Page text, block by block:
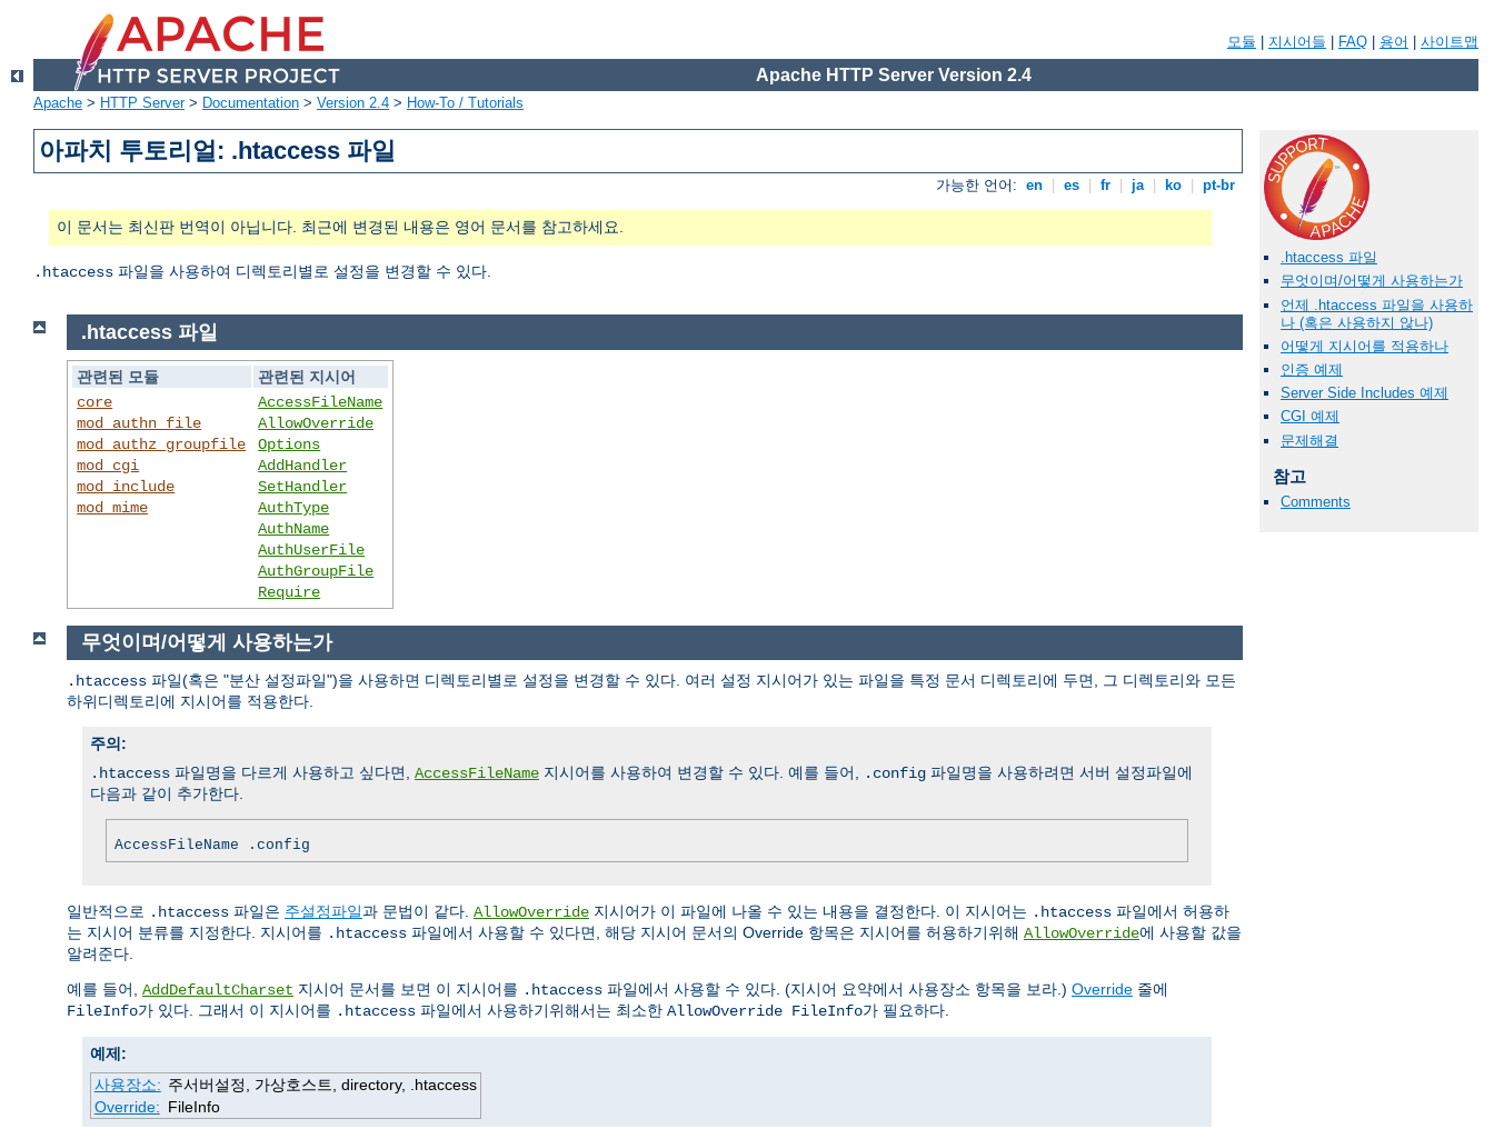
모듈 지시어들 FAQ 용어 사이트맵
Apache HTTP Server Version 2.4
Apache > HTTP Server> Documentation > Version 2.4 > How-To / Tutorials
아파치 투토리얼: .htaccess 파일
가능한 언어: en es fr ja ko pt-br
이 문서는 최신판 번역이 아닙니다. 최근에 변경된 내용은 영어 문서를 참고하세요.
.htaccess 파일을 사용하여 디렉토리별로 설정을 변경할 수 있다.
.htaccess 파일
무엇이며/어떻게 사용하는가
언제 .htaccess 파일을 사용하
나 (혹은 사용하지 않나)
어떻게 지시어를 적용하나
인증 예제
Server Side Includes 예제
CGI 예제
문제해결
참고
Comments
.htaccess 파일
관련된 모듈
관련된 지시어
core
mod_authn_file
mod_authz_groupfile
mod_cgi
mod_include
mod_mime
AccessFileName
AllowOverride
Options
AddHandler
SetHandler
AuthType
AuthName
AuthUserFile
AuthGroupFile
Require
무엇이며/어떻게 사용하는가
.htaccess 파일(혹은 "분산 설정파일")을 사용하면 디렉토리별로 설정을 변경할 수 있다. 여러 설정 지시어가 있는 파일을 특정 문서 디렉토리에 두면, 그 디렉토리와 모든
하위디렉토리에 지시어를 적용한다.
주의:
.htaccess 파일명을 다르게 사용하고 싶다면, AccessFileName 지시어를 사용하여 변경할 수 있다. 예를 들어, .config 파일명을 사용하려면 서버 설정파일에
다음과 같이 추가한다.
AccessFileName .config
일반적으로 .htaccess 파일은 주설정파일과 문법이 같다. AllowOverride 지시어가 이 파일에 나올 수 있는 내용을 결정한다. 이 지시어는 .htaccess 파일에서 허용하
는 지시어 분류를 지정한다. 지시어를 .htaccess 파일에서 사용할 수 있다면, 해당 지시어 문서의 Override 항목은 지시어를 허용하기위해 AllowOverride에 사용할 값을
알려준다.
예를 들어, AddDefaultCharset 지시어 문서를 보면 이 지시어를 .htaccess 파일에서 사용할 수 있다. (지시어 요약에서 사용장소 항목을 보라.) Override 줄에
FileInfo가 있다. 그래서 이 지시어를 .htaccess 파일에서 사용하기위해서는 최소한 AllowOverride FileInfo가 필요하다.
예제:
사용장소: 주서버설정, 가상호스트, directory, .htaccess
Override: FileInfo